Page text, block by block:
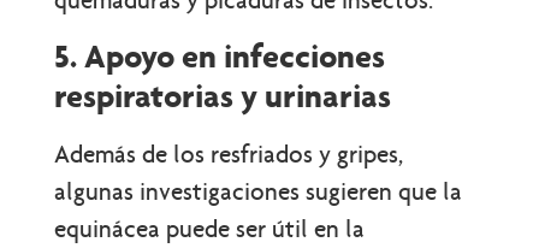
5. Apoyo en infecciones
respiratorias y urinarias
Además de los resfriados y gripes,
algunas investigaciones sugieren que la
equinácea puede ser útil en la